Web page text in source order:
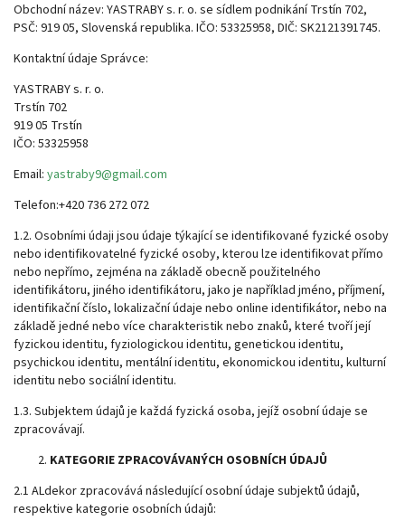
Obchodní název: YASTRABY s. r. o. se sídlem podnikání Trstín 702,
PSČ: 919 05, Slovenská republika. IČO: 53325958, DIČ: SK2121391745.
Kontaktní údaje Správce:
YASTRABY s. r. o.
Trstín 702
919 05 Trstín
IČO: 53325958
Email: yastraby9@gmail.com
Telefon:+420 736 272 072
1.2. Osobními údaji jsou údaje týkající se identifikované fyzické osoby
nebo identifikovatelné fyzické osoby, kterou lze identifikovat přímo
nebo nepřímo, zejména na základě obecně použitelného
identifikátoru, jiného identifikátoru, jako je například jméno, příjmení,
identifikační číslo, lokalizační údaje nebo online identifikátor, nebo na
základě jedné nebo více charakteristik nebo znaků, které tvoří její
fyzickou identitu, fyziologickou identitu, genetickou identitu,
psychickou identitu, mentální identitu, ekonomickou identitu, kulturní
identitu nebo sociální identitu.
1.3. Subjektem údajů je každá fyzická osoba, jejíž osobní údaje se
zpracovávají.
KATEGORIE ZPRACOVÁVANÝCH OSOBNÍCH ÚDAJŮ
2.1 ALdekor zpracovává následující osobní údaje subjektů údajů,
respektive kategorie osobních údajů: